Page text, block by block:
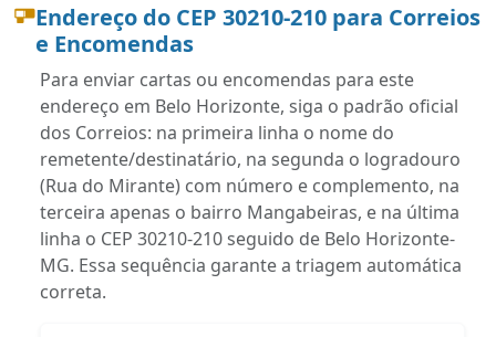
Endereço do CEP 30210-210 para Correios
e Encomendas
Para enviar cartas ou encomendas para este
endereço em Belo Horizonte, siga o padrão oficial
dos Correios: na primeira linha o nome do
remetente/destinatário, na segunda o logradouro
(Rua do Mirante) com número e complemento, na
terceira apenas o bairro Mangabeiras, e na última
linha o CEP 30210-210 seguido de Belo Horizonte-
MG. Essa sequência garante a triagem automática
correta.